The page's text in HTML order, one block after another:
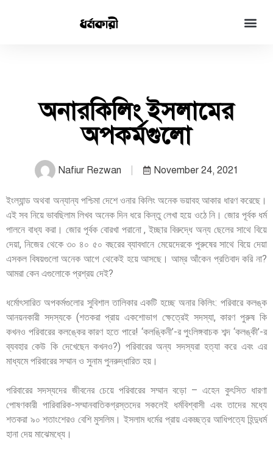
অনারকিলিং ইসলামের
অপকর্মগুলো
Nafiur Rezwan November 24, 2021
ইংল্যান্ড অথবা অন্যান্য পশ্চিমা দেশে ওনার কিলিং অনেক ভয়াবহ আকার ধারণ করেছে।
এই সব নিয়ে ভাবছিলাম লিখব অনেক দিন ধরে কিন্তু লেখা হয়ে ওঠে নি। জোর পূর্বক ধর্ম
পালনে বাধ্য করা। জোর পূর্বক বোরখা পরানো , ইচ্ছার বিরুদ্ধে অন্য ছেলের সাথে বিয়ে
দেয়া, নিজের থেকে ৩০ ৪০ ৫০ বছরের ব্যাবধানে মেয়েদেরকে পুরুষের সাথে বিয়ে দেয়া
এসকল বিষয়গুলো অনেক আগে থেকেই হয়ে আসছে। আম্র আঁকেন প্রতিবাদ করি না?
আমরা কেন এগুলোকে প্রশ্রয় দেই?
ধর্মোৎসারিত অপকর্মগুলোর সুবিশাল তালিকার একটি হচ্ছে অনার কিলিং: পরিবারে কলঙ্ক
আনয়নকারী সদস্যকে (শতকরা প্রায় একশোভাগ ক্ষেত্রেই সদস্যা, কারণ পুরুষ কি
কখনও পরিবারের কলঙ্কের কারণ হতে পারে! ‘কলঙ্কিনী’-র পুংলিঙ্গবাচক শব্দ ‘কলঙ্কী’-র
ব্যবহার কেউ কি দেখেছেন কখনও?) পরিবারের অন্য সদস্যরা হত্যা করে এবং এর
মাধ্যমে পরিবারের সম্মান ও সুনাম পুনরুদ্ধারিত হয়।
পরিবারের সদস্যদের জীবনের চেয়ে পরিবারের সম্মান বড়ো – এহেন কুৎসিত ধারণা
পোষণকারী পারিবারিক-সম্মানবাতিকগ্রস্তদের সকলেই ধর্মবিশ্বাসী এবং তাদের মধ্যে
শতকরা ৯০ শতাংশেরও বেশি মুসলিম। ইসলাম ধর্মের প্রায় একচ্ছত্র আধিপত্যে হিন্দুধর্ম
হানা দেয় মাঝেমধ্যে।